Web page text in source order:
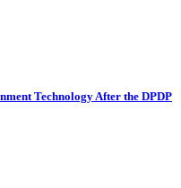
Technology After the DPDP